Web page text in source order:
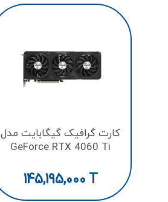
کارت گرافیک گیگابایت مدل
GeForce RTX­­ 4060 Ti
145,195,000 T